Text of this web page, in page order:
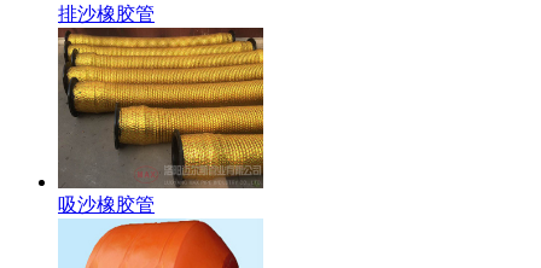
排沙橡胶管
吸沙橡胶管